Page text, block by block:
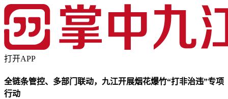
打开APP
全链条管控、多部门联动，九江开展烟花爆竹“打非治违”专项
行动